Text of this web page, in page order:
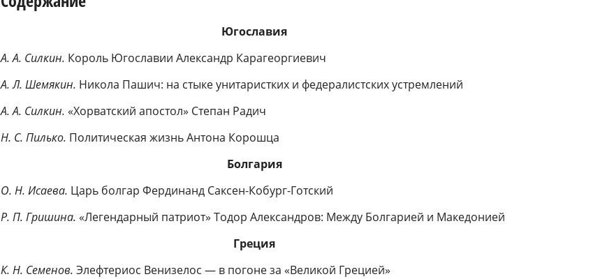
Югославия
А. А. Силкин. Король Югославии Александр Карагеоргиевич
А. Л. Шемякин. Никола Пашич: на стыке унитаристких и федера­листских устремлений
А. А. Силкин. «Хорватский апостол» Степан Радич
Н. С. Пилько. Политическая жизнь Антона Корошца
Болгария
О. Н. Исаева. Царь болгар Фердинанд Саксен-Кобург-Готский
Р. П. Гришина. «Легендарный патриот» Тодор Александров: Между Болгарией и Македонией
Греция
К. Н. Семенов. Элефтериос Венизелос — в погоне за «Великой Гре­цией»